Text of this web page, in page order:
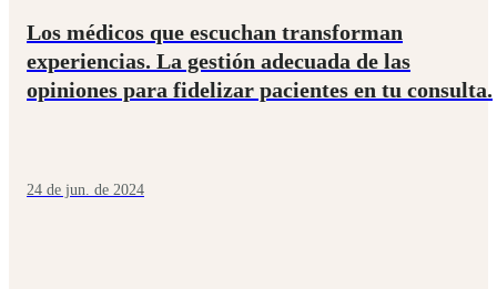
Los médicos que escuchan transforman
experiencias. La gestión adecuada de las
opiniones para fidelizar pacientes en tu consulta.
24 de jun. de 2024